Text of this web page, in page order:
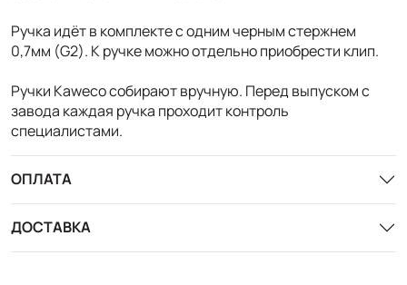
Ручка идёт в комплекте с одним черным стержнем
0,7мм (G2). К ручке можно отдельно приобрести клип.
Ручки Kaweco собирают вручную. Перед выпуском с
завода каждая ручка проходит контроль
специалистами.
ОПЛАТА
ДОСТАВКА